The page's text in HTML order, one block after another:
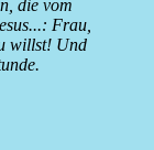
die vom
Frau,
willst! Und